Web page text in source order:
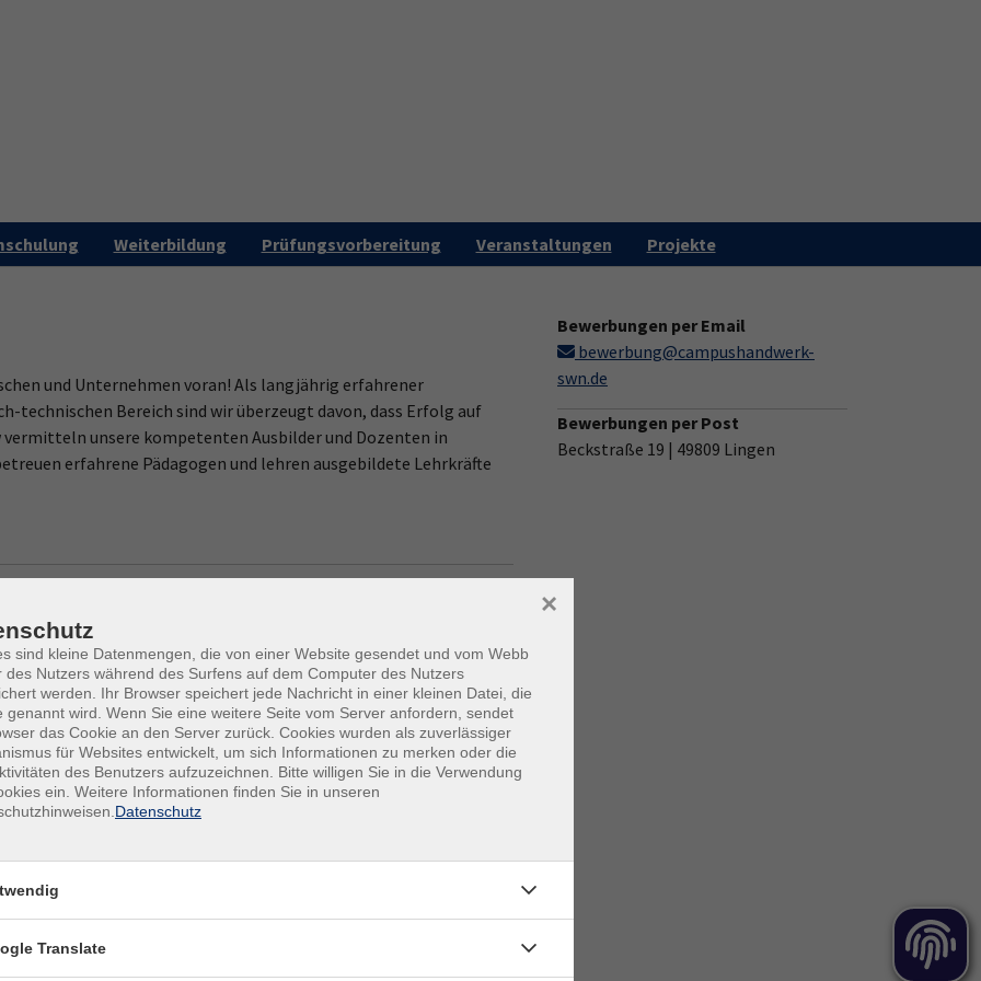
Weiterbildung Prüfungsvorbereitung Veranstaltungen Projekte
und Unternehmen voran! Als langjährig erfahrener
technischen Bereich sind wir überzeugt davon, dass Erfolg auf
unsere kompetenten Ausbilder und Dozenten in
erfahrene Pädagogen und lehren ausgebildete Lehrkräfte
für die
Maler, SHK,
Metall, Kfz
d)
Informationen
Bewerbungen per Email
bewerbung@campushandwerk-
swn.de
Bewerbungen per Post
Beckstraße 19 | 49809 Lingen
sind kleine Datenmengen, die von einer Website gesendet und vom Webb
des Nutzers während des Surfens auf dem Computer des Nutzers
werden. Ihr Browser speichert jede Nachricht in einer kleinen Datei, die
genannt wird. Wenn Sie eine weitere Seite vom Server anfordern, sendet
das Cookie an den Server zurück. Cookies wurden als zuverlässiger
für Websites entwickelt, um sich Informationen zu merken oder die
des Benutzers aufzuzeichnen. Bitte willigen Sie in die Verwendung
ein. Weitere Informationen finden Sie in unseren
Datenschutz
×
Translate